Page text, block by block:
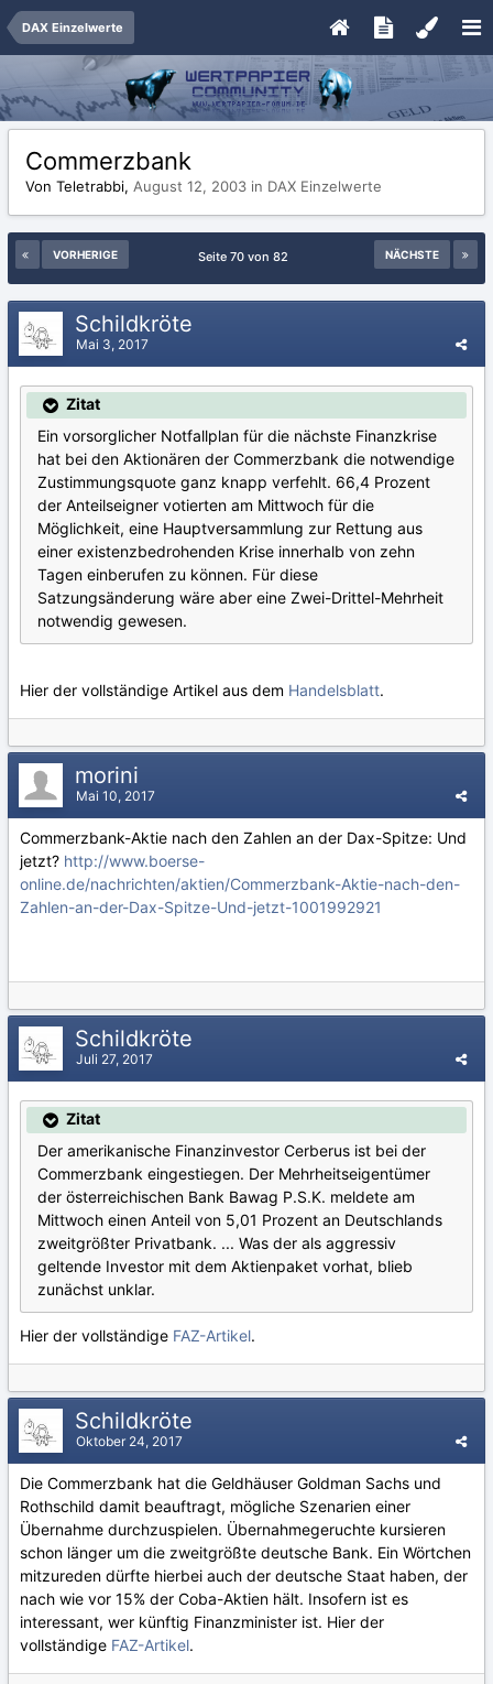
DAX Einzelwerte
Commerzbank
Von Teletrabbi, August 12, 2003 in DAX Einzelwerte
VORHERIGE NÄCHSTE
Seite 70 von 82
Schildkröte
Mai 3, 2017
Zitat
Ein vorsorglicher Notfallplan für die nächste Finanzkrise
hat bei den Aktionären der Commerzbank die notwendige
Zustimmungsquote ganz knapp verfehlt. 66,4 Prozent
der Anteilseigner votierten am Mittwoch für die
Möglichkeit, eine Hauptversammlung zur Rettung aus
einer existenzbedrohenden Krise innerhalb von zehn
Tagen einberufen zu können. Für diese
Satzungsänderung wäre aber eine Zwei-Drittel-Mehrheit
notwendig gewesen.
Hier der vollständige Artikel aus dem Handelsblatt.
morini
Mai 10, 2017
Commerzbank-Aktie nach den Zahlen an der Dax-Spitze: Und
jetzt? http://www.boerse-
online.de/nachrichten/aktien/Commerzbank-Aktie-nach-den-
Zahlen-an-der-Dax-Spitze-Und-jetzt-1001992921
Schildkröte
Juli 27, 2017
Zitat
Der amerikanische Finanzinvestor Cerberus ist bei der
Commerzbank eingestiegen. Der Mehrheitseigentümer
der österreichischen Bank Bawag P.S.K. meldete am
Mittwoch einen Anteil von 5,01 Prozent an Deutschlands
zweitgrößter Privatbank. ... Was der als aggressiv
geltende Investor mit dem Aktienpaket vorhat, blieb
zunächst unklar.
Hier der vollständige FAZ-Artikel.
Schildkröte
Oktober 24, 2017
Die Commerzbank hat die Geldhäuser Goldman Sachs und
Rothschild damit beauftragt, mögliche Szenarien einer
Übernahme durchzuspielen. Übernahmegeruchte kursieren
schon länger um die zweitgrößte deutsche Bank. Ein Wörtchen
mitzureden dürfte hierbei auch der deutsche Staat haben, der
nach wie vor 15% der Coba-Aktien hält. Insofern ist es
interessant, wer künftig Finanzminister ist. Hier der
vollständige FAZ-Artikel.